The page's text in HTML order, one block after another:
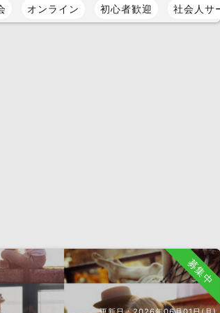
オンライン 初心者歓迎 社会人サ
募集中